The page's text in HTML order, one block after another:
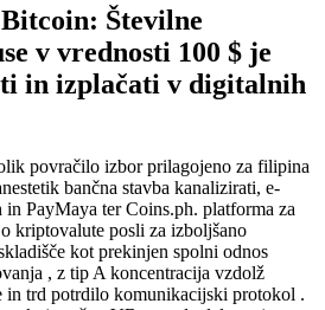
Številne
v vrednosti 100 $ je
in izplačati v digitalnih
povračilo izbor prilagojeno za filipina
bančna stavba kanalizirati, e-
in PayMaya ter Coins.ph. platforma za
kriptovalute posli za izboljšano
kot prekinjen spolni odnos
, z tip A koncentracija vzdolž
in trd potrdilo komunikacijski protokol .